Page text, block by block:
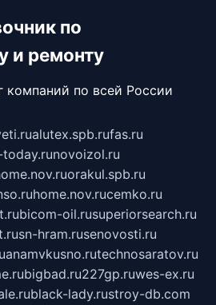
по
и ремонту
компаний по всей России
alutex.spb.rufas.ru
novoizol.ru
orakul.spb.ru
home.nov.rucemko.ru
bicom-oil.rusuperiorsearch.ru
sn-hram.rusenovosti.ru
anamvkusno.rutechnosaratov.ru
bigbad.ru227gp.ruwes-ex.ru
black-lady.rustroy-db.com